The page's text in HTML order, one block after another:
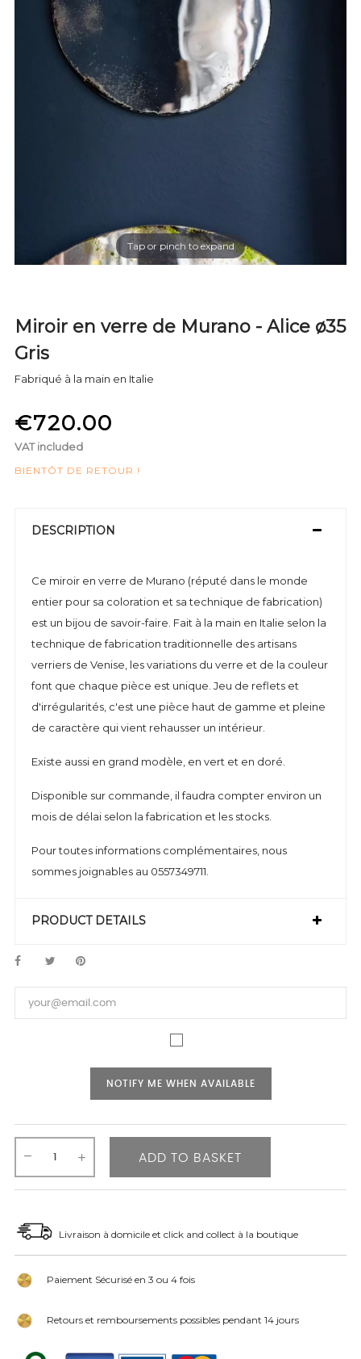
Tap or pinch to expand
Miroir en verre de Murano - Alice ø35
Gris
Fabriqué à la main en Italie
€720.00
VAT included
BIENTÔT DE RETOUR !
DESCRIPTION
Ce miroir en verre de Murano (réputé dans le monde
entier pour sa coloration et sa technique de fabrication)
est un bijou de savoir-faire. Fait à la main en Italie selon la
technique de fabrication traditionnelle des artisans
verriers de Venise, les variations du verre et de la couleur
font que chaque pièce est unique. Jeu de reflets et
d'irrégularités, c'est une pièce haut de gamme et pleine
de caractère qui vient rehausser un intérieur.
Existe aussi en grand modèle, en vert et en doré.
Disponible sur commande, il faudra compter environ un
mois de délai selon la fabrication et les stocks.
Pour toutes informations complémentaires, nous
sommes joignables au 0557349711.
PRODUCT DETAILS
NOTIFY ME WHEN AVAILABLE
ADD TO BASKET
Livraison à domicile et click and collect à la boutique
Paiement Sécurisé en 3 ou 4 fois
Retours et remboursements possibles pendant 14 jours